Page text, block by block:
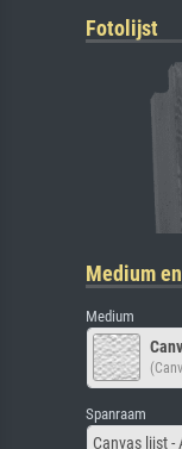
Fotolijst
Medium
Medium
Spanraam